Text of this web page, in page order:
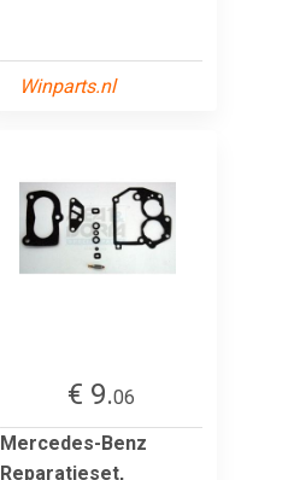
Winparts.nl
€ 9.06
Mercedes-Benz
Reparatieset,